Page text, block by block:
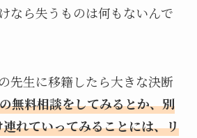
なら失うものは何もないんで
先生に移籍したら大きな決断
無料相談をしてみるとか、別
れていってみることには、リ